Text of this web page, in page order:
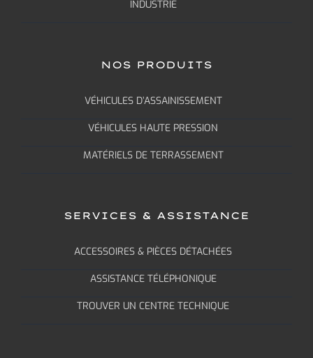
INDUSTRIE
NOS PRODUITS
VÉHICULES D’ASSAINISSEMENT
VÉHICULES HAUTE PRESSION
MATÉRIELS DE TERRASSEMENT
SERVICES & ASSISTANCE
ACCESSOIRES & PIÈCES DÉTACHÉES
ASSISTANCE TÉLÉPHONIQUE
TROUVER UN CENTRE TECHNIQUE